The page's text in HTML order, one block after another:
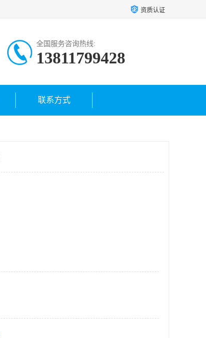
资质认证
全国服务咨询热线:
13811799428
联系方式